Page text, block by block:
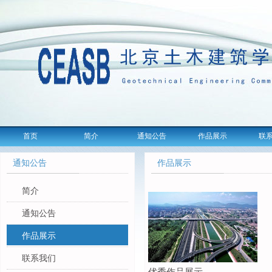
首页 简介 通知公告 作品展示 联
通知公告
简介
通知公告
作品展示
联系我们
作品展示